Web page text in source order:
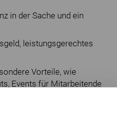
in der Sache und ein
leistungsgerechtes
Vorteile, wie
Events für Mitarbeitende
und Weiterbildung